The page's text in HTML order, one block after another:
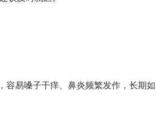
易嗓子干痒、鼻炎频繁发作，长期如